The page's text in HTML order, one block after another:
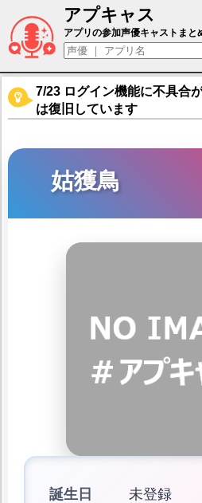
アプキャス
姑獲鳥（声優：松岡
アプリの参加声優キャストまと
7/23 ログイン機能に不具合
は復旧しています
姑獲鳥
誕生日
未登録